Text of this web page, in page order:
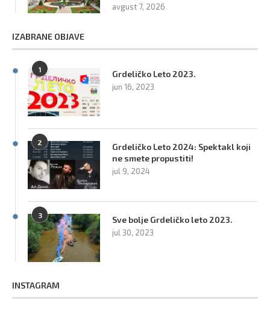
avgust 7, 2026
IZABRANE OBJAVE
1 Grdeličko Leto 2023.
jun 16, 2023
2
Grdeličko Leto 2024: Spektakl koji
ne smete propustiti!
jul 9, 2024
3 Sve bolje Grdeličko leto 2023.
jul 30, 2023
INSTAGRAM